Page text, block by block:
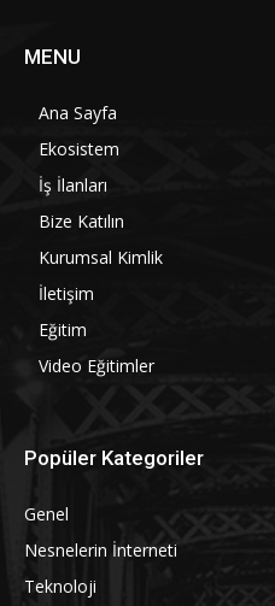
MENU
Ana Sayfa
Ekosistem
İş İlanları
Bize Katılın
Kurumsal Kimlik
İletişim
Eğitim
Video Eğitimler
Popüler Kategoriler
Genel
Nesnelerin İnterneti
Teknoloji